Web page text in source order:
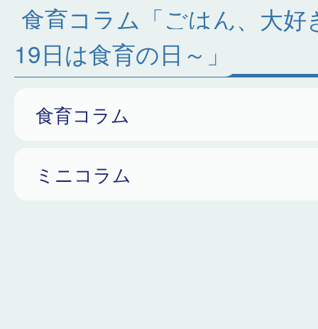
食育コラム「ごはん、大好
19日は食育の日～」
食育コラム
ミニコラム